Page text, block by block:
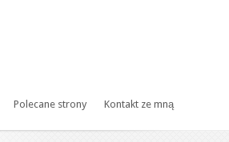
Polecane strony Kontakt ze mną